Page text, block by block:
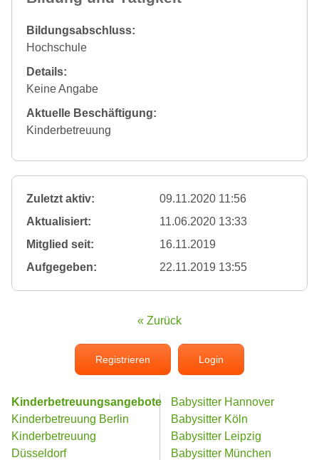
Bildungsabschluss:
Hochschule
Details:
Keine Angabe
Aktuelle Beschäftigung:
Kinderbetreuung
Zuletzt aktiv:
09.11.2020 11:56
Aktualisiert:
11.06.2020 13:33
Mitglied seit:
16.11.2019
Aufgegeben:
22.11.2019 13:55
« Zurück
Registrieren Login
Kinderbetreuungsangebote
Kinderbetreuung Berlin
Kinderbetreuung
Düsseldorf
Babysitter Hannover
Babysitter Köln
Babysitter Leipzig
Babysitter München